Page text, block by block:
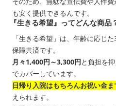
も安く提供できるんです。
『生きる希望』ってどんな商
「生きる希望」は、年齢に応じ
保障共済です。
月々1,400円～3,300円と負担を
でカバーしています。
日帰り入院はもちろんお祝い金ま
えられます。